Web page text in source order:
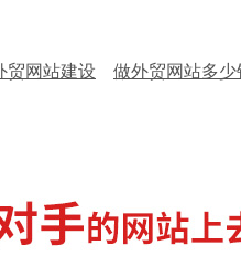
贸网站建设 做外贸网站多少